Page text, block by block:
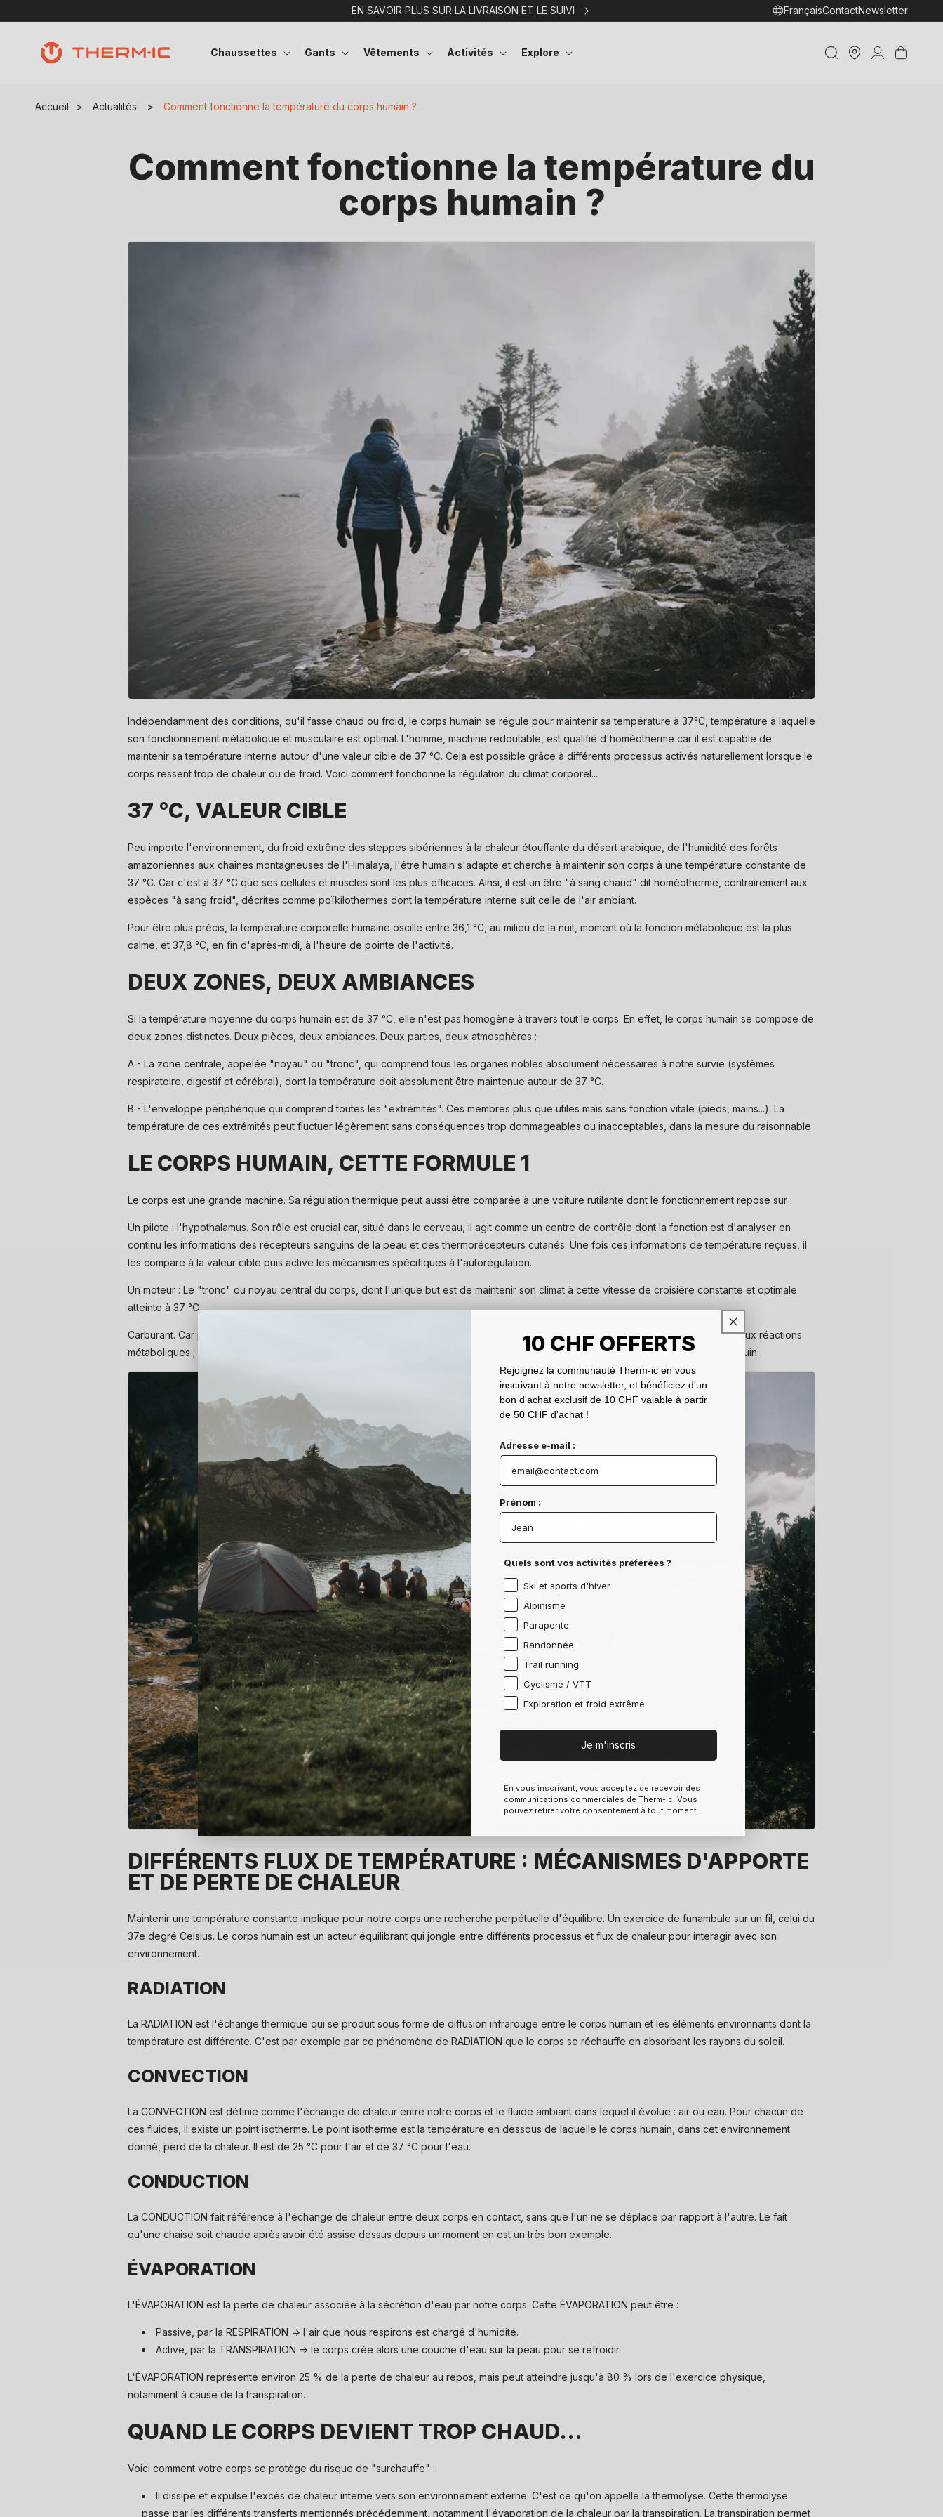
EN SAVOIR PLUS SUR LA LIVRAISON ET LE SUIVI FrançaisContactNewsletter
Chaussettes Gants Vêtements Activités Explore
Trouver
un shop
Connexion
Panier
Accueil > Actualités > Comment fonctionne la température du corps humain ?
Comment fonctionne la température du
corps humain ?
Indépendamment des conditions, qu'il fasse chaud ou froid, le corps humain se régule pour maintenir sa température à 37°C, température à laquelle
son fonctionnement métabolique et musculaire est optimal. L'homme, machine redoutable, est qualifié d'homéotherme car il est capable de
maintenir sa température interne autour d'une valeur cible de 37 °C. Cela est possible grâce à différents processus activés naturellement lorsque le
corps ressent trop de chaleur ou de froid. Voici comment fonctionne la régulation du climat corporel...
37 °C, VALEUR CIBLE
Peu importe l'environnement, du froid extrême des steppes sibériennes à la chaleur étouffante du désert arabique, de l'humidité des forêts
amazoniennes aux chaînes montagneuses de l'Himalaya, l'être humain s'adapte et cherche à maintenir son corps à une température constante de
37 °C. Car c'est à 37 °C que ses cellules et muscles sont les plus efficaces. Ainsi, il est un être "à sang chaud" dit homéotherme, contrairement aux
espèces "à sang froid", décrites comme poïkilothermes dont la température interne suit celle de l'air ambiant.
Pour être plus précis, la température corporelle humaine oscille entre 36,1 °C, au milieu de la nuit, moment où la fonction métabolique est la plus
calme, et 37,8 °C, en fin d'après-midi, à l'heure de pointe de l'activité.
DEUX ZONES, DEUX AMBIANCES
Si la température moyenne du corps humain est de 37 °C, elle n'est pas homogène à travers tout le corps. En effet, le corps humain se compose de
deux zones distinctes. Deux pièces, deux ambiances. Deux parties, deux atmosphères :
A - La zone centrale, appelée "noyau" ou "tronc", qui comprend tous les organes nobles absolument nécessaires à notre survie (systèmes
respiratoire, digestif et cérébral), dont la température doit absolument être maintenue autour de 37 °C.
B - L'enveloppe périphérique qui comprend toutes les "extrémités". Ces membres plus que utiles mais sans fonction vitale (pieds, mains...). La
température de ces extrémités peut fluctuer légèrement sans conséquences trop dommageables ou inacceptables, dans la mesure du raisonnable.
LE CORPS HUMAIN, CETTE FORMULE 1
Le corps est une grande machine. Sa régulation thermique peut aussi être comparée à une voiture rutilante dont le fonctionnement repose sur :
Un pilote : l'hypothalamus. Son rôle est crucial car, situé dans le cerveau, il agit comme un centre de contrôle dont la fonction est d'analyser en
continu les informations des récepteurs sanguins de la peau et des thermorécepteurs cutanés. Une fois ces informations de température reçues, il
les compare à la valeur cible puis active les mécanismes spécifiques à l'autorégulation.
Un moteur : Le "tronc" ou noyau central du corps, dont l'unique but est de maintenir son climat à cette vitesse de croisière constante et optimale
atteinte à 37 °C.
Carburant. Car pour fonctionner efficacement, notre système de régulation thermique requiert la nourriture et l'énergie nécessaires aux réactions
métaboliques ; l'oxygène servant à maintenir l'activité cellulaire ; et l'eau, essentielle au fonctionnement de la circulation du flux sanguin.
DIFFÉRENTS FLUX DE TEMPÉRATURE : MÉCANISMES D'APPORTE
ET DE PERTE DE CHALEUR
Maintenir une température constante implique pour notre corps une recherche perpétuelle d'équilibre. Un exercice de funambule sur un fil, celui du
37e degré Celsius. Le corps humain est un acteur équilibrant qui jongle entre différents processus et flux de chaleur pour interagir avec son
environnement.
RADIATION
La RADIATION est l'échange thermique qui se produit sous forme de diffusion infrarouge entre le corps humain et les éléments environnants dont la
température est différente. C'est par exemple par ce phénomène de RADIATION que le corps se réchauffe en absorbant les rayons du soleil.
CONVECTION
La CONVECTION est définie comme l'échange de chaleur entre notre corps et le fluide ambiant dans lequel il évolue : air ou eau. Pour chacun de
ces fluides, il existe un point isotherme. Le point isotherme est la température en dessous de laquelle le corps humain, dans cet environnement
donné, perd de la chaleur. Il est de 25 °C pour l'air et de 37 °C pour l'eau.
CONDUCTION
La CONDUCTION fait référence à l'échange de chaleur entre deux corps en contact, sans que l'un ne se déplace par rapport à l'autre. Le fait
qu'une chaise soit chaude après avoir été assise dessus depuis un moment en est un très bon exemple.
ÉVAPORATION
L'ÉVAPORATION est la perte de chaleur associée à la sécrétion d'eau par notre corps. Cette ÉVAPORATION peut être :
Passive, par la RESPIRATION => l'air que nous respirons est chargé d'humidité.
Active, par la TRANSPIRATION => le corps crée alors une couche d'eau sur la peau pour se refroidir.
L'ÉVAPORATION représente environ 25 % de la perte de chaleur au repos, mais peut atteindre jusqu'à 80 % lors de l'exercice physique,
notamment à cause de la transpiration.
QUAND LE CORPS DEVIENT TROP CHAUD...
Voici comment votre corps se protège du risque de "surchauffe" :
Il dissipe et expulse l'excès de chaleur interne vers son environnement externe. C'est ce qu'on appelle la thermolyse. Cette thermolyse
passe par les différents transferts mentionnés précédemment, notamment l'évaporation de la chaleur par la transpiration. La transpiration permet
10 CHF OFFERTS
Rejoignez la communauté Therm-ic en vous
inscrivant à notre newsletter, et bénéficiez d'un
bon d'achat exclusif de 10 CHF valable à partir
de 50 CHF d'achat !
Adresse e-mail :
Prénom :
Quels sont vos activités préférées ?
Ski et sports d'hiver
Alpinisme
Parapente
Randonnée
Trail running
Cyclisme / VTT
Exploration et froid extrême
Je m'inscris
En vous inscrivant, vous acceptez de recevoir des
communications commerciales de Therm-ic. Vous
pouvez retirer votre consentement à tout moment.